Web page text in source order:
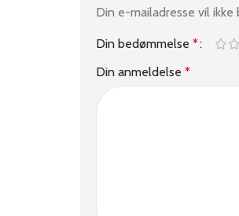
Din e-mailadresse vil ikke
Din bedømmelse *
Din anmeldelse *